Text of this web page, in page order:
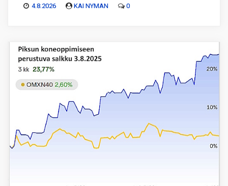
4.8.2026 KAI NYMAN 0